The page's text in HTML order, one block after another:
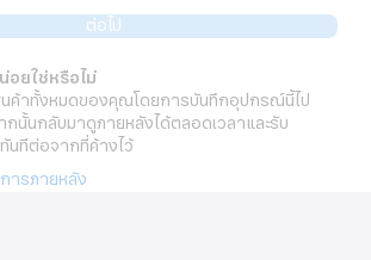
ต่อไป
อยใช่หรือไม่
นค้าทั้งหมดของคุณโดยการบันทึกอุปกรณ์นี้ไป
นั้นกลับมาดูภายหลังได้ตลอดเวลาและรับ
นทีต่อจากที่ค้างไว้
ารภายหลัง